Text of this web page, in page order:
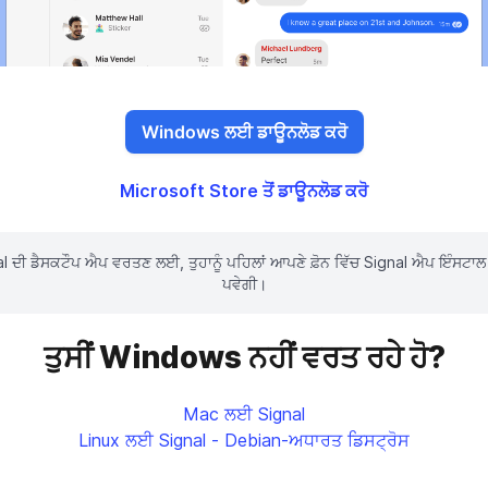
Windows ਲਈ ਡਾਊਨਲੋਡ ਕਰੋ
Microsoft Store ਤੋਂ ਡਾਊਨਲੋਡ ਕਰੋ
ਦੀ ਡੈਸਕਟੌਪ ਐਪ ਵਰਤਣ ਲਈ, ਤੁਹਾਨੂੰ ਪਹਿਲਾਂ ਆਪਣੇ ਫ਼ੋਨ ਵਿੱਚ Signal ਐਪ ਇੰਸਟਾਲ
ਪਵੇਗੀ।
ਤੁਸੀਂ Windows ਨਹੀਂ ਵਰਤ ਰਹੇ ਹੋ?
Mac ਲਈ Signal
Linux ਲਈ Signal - Debian-ਅਧਾਰਤ ਡਿਸਟ੍ਰੋਸ